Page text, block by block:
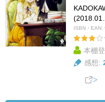
ISBN・EAN:
本棚
感想: